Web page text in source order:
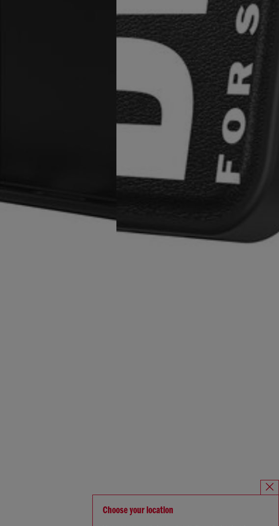
Choose your location